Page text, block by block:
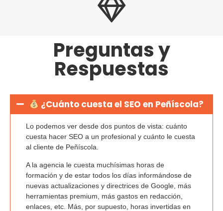
Preguntas y
Respuestas
¿Cuánto cuesta el SEO en Peñíscola?
Lo podemos ver desde dos puntos de vista: cuánto
cuesta hacer SEO a un profesionaly cuánto le cuesta
al cliente de Peñíscola.
A la agencia le cuesta muchísimas horas de
formación y de estar todos los días informándose de
nuevas actualizaciones y directrices de Google, más
herramientas premium, más gastos en redacción,
enlaces, etc. Más, por supuesto, horas invertidas en